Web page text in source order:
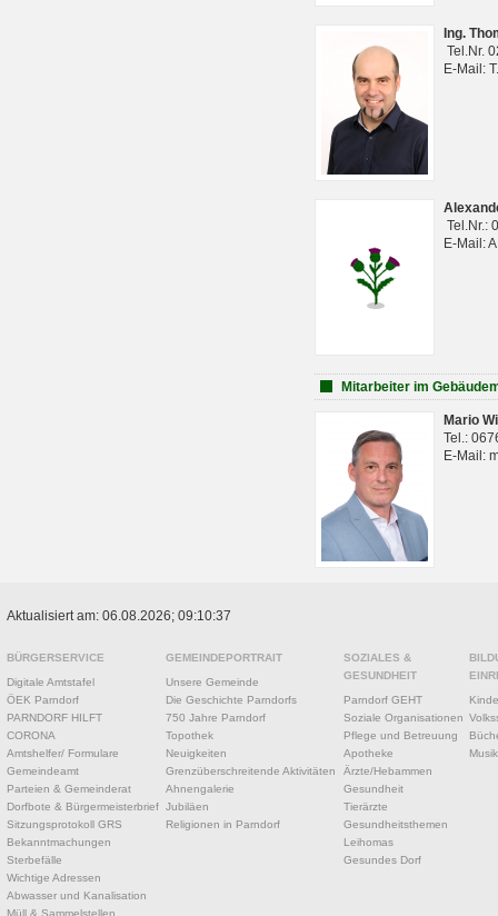
Ing.
Tel.Nr.
E-Mail:
Tel.Nr.:
E-Mail:
Mitarbeiter im
Mario
Tel.:
E-Mail:
Aktualisiert am: 06.08.2026; 09:10:37
BÜRGERSERVICE
Digitale Amtstafel
ÖEK Parndorf
PARNDORF HILFT
CORONA
Amtshelfer/ Formulare
Gemeindeamt
Parteien & Gemeinderat
Dorfbote & Bürgermeisterbrief
Sitzungsprotokoll GRS
Bekanntmachungen
Sterbefälle
Wichtige Adressen
Abwasser und Kanalisation
Müll & Sammelstellen
GEMEINDEPORTRAIT
Unsere Gemeinde
Die Geschichte Parndorfs
750 Jahre Parndorf
Topothek
Neuigkeiten
Grenzüberschreitende Aktivitäten
Ahnengalerie
Jubiläen
Religionen in Parndorf
SOZIALES &
GESUNDHEIT
Parndorf GEHT
Soziale Organisationen
Pflege und Betreuung
Apotheke
Ärzte/Hebammen
Gesundheit
Tierärzte
Gesundheitsthemen
Leihomas
Gesundes Dorf